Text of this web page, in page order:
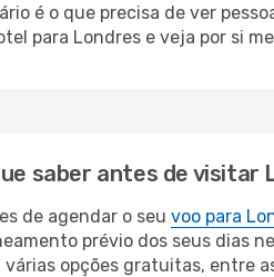
é o que precisa de ver
para Londres e veja por si
saber antes de visitar
de agendar o seu voo para
prévio dos seus dias
várias opções gratuitas, entre